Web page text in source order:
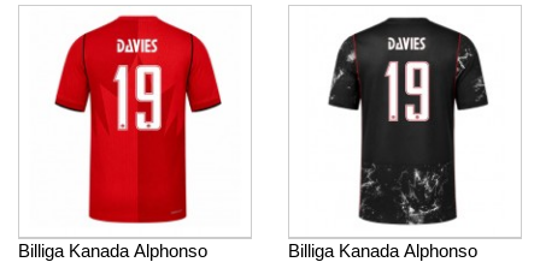
Billiga Kanada Alphonso
Billiga Kanada Alphonso